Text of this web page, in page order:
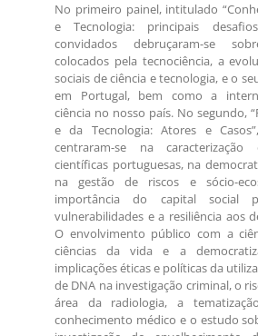
No primeiro painel, intitulado
e Tecnologia: principais
convidados debruçaram-se
colocados pela tecnociência, a
sociais de ciência e tecnologia, e o
em Portugal, bem como a
ciência no nosso país. No segundo,
e da Tecnologia: Atores e
centraram-se na caracterização
científicas portuguesas, na
na gestão de riscos e sócio-
importância do capital social
vulnerabilidades e a resiliência aos
O envolvimento público com a
ciências da vida e a
implicações éticas e políticas da
de DNA na investigação criminal, o
área da radiologia, a
conhecimento médico e o estudo